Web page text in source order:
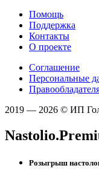
Помощь
Поддержка
Контакты
О проекте
Соглашение
Персональные
2019 — 2026 © ИП
Розыгрыш